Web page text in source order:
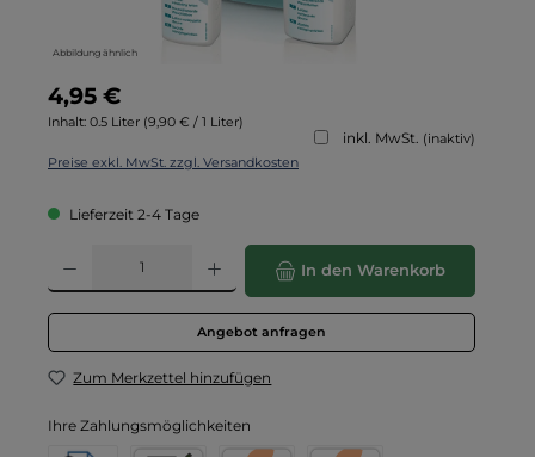
Abbildung ähnlich
Regulärer Preis:
4,95 €
Inhalt: 0.5 Liter (9,90 € / 1 Liter)
inkl. MwSt. (inaktiv)
Preise exkl. MwSt. zzgl. Versandkosten
Lieferzeit 2-4 Tage
Produkt Anzahl: Gib den gewünschten Wert ein oder benutze die
In den Warenkorb
Angebot anfragen
Zum Merkzettel hinzufügen
Ihre Zahlungsmöglichkeiten